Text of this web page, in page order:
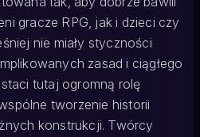
gracze RPG, jak i dzieci czy
nie miały styczności
zasad i ciągłego
tutaj ogromną rolę
tworzenie historii
konstrukcji. Twórcy